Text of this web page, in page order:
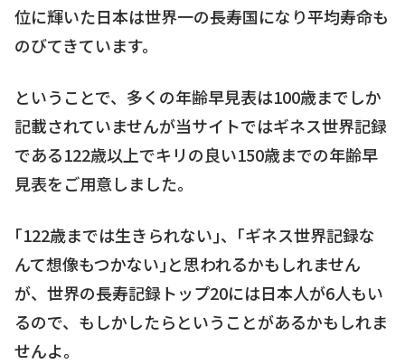
位に輝いた日本は世界一の長寿国になり平均寿命も
のびてきています。
ということで、多くの年齢早見表は100歳までしか
記載されていませんが当サイトではギネス世界記録
である122歳以上でキリの良い150歳までの年齢早
見表をご用意しました。
｢122歳までは生きられない｣、｢ギネス世界記録な
んて想像もつかない｣と思われるかもしれません
が、世界の長寿記録トップ20には日本人が6人もい
るので、もしかしたらということがあるかもしれま
せんよ。